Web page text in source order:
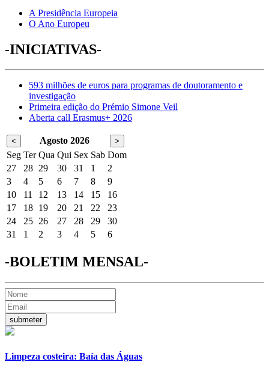
A Presidência Europeia
O Ano Europeu
-INICIATIVAS-
593 milhões de euros para programas de doutoramento e
investigação
Primeira edição do Prémio Simone Veil
Aberta call Erasmus+ 2026
< Agosto 2026 >
Seg Ter Qua Qui Sex Sab Dom
27
28 29 30 31 1
2
3
4 5 6 7 8
9
10
11 12 13 14 15
16
17
18 19 20 21 22
23
24
25 26 27 28 29
30
31
1 2 3 4 5 6
-BOLETIM MENSAL-
Limpeza costeira: Baía das Águas